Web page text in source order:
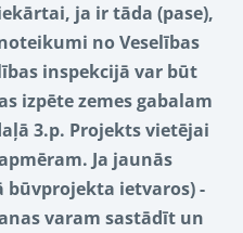
ja ir tāda (pase),
no Veselības
inspekcijā var būt
izpēte zemes gabalam
3.p. Projekts vietējai
Ja jaunās
būvprojekta ietvaros) -
varam sastādīt un